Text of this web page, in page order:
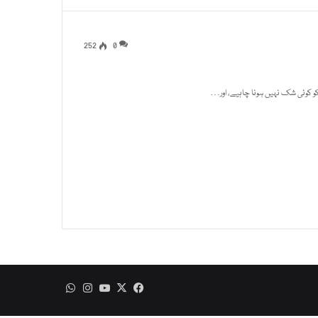
0
252
کوئی شک نہیں ہونا چاہیے، اور…
Facebook
YouTube
Instagram